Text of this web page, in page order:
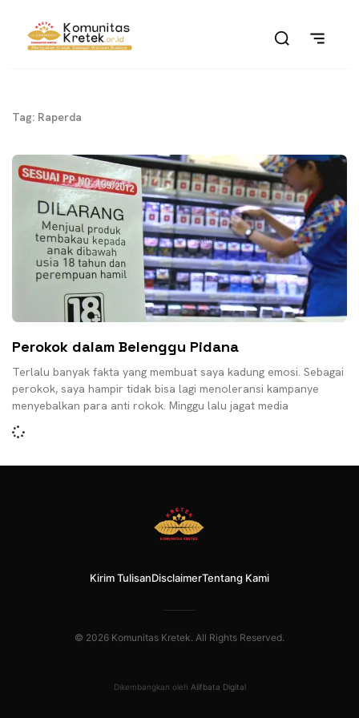
Tag: Raperda
Perokok dalam Belenggu Pidana
Terlalu banyak fakta yang membuat saya kadung emosi. Sebagai
perokok, saya hampir tidak bisa lagi menoleransi kampanye
menyebalkan para anti rokok. Minggu lalu jagat media
Kirim TulisanDisclaimerTentang Kami
© 2026 Komunitas Kretek. All Rights Reserved.
Dikembangkan oleh Alifbata Digital